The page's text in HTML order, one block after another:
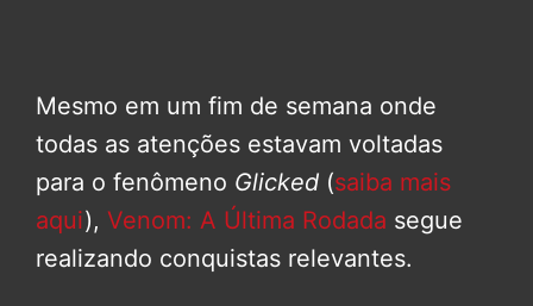
Mesmo em um fim de semana onde
todas as atenções estavam voltadas
para o fenômeno Glicked (saiba mais
aqui), Venom: A Última Rodada segue
realizando conquistas relevantes.